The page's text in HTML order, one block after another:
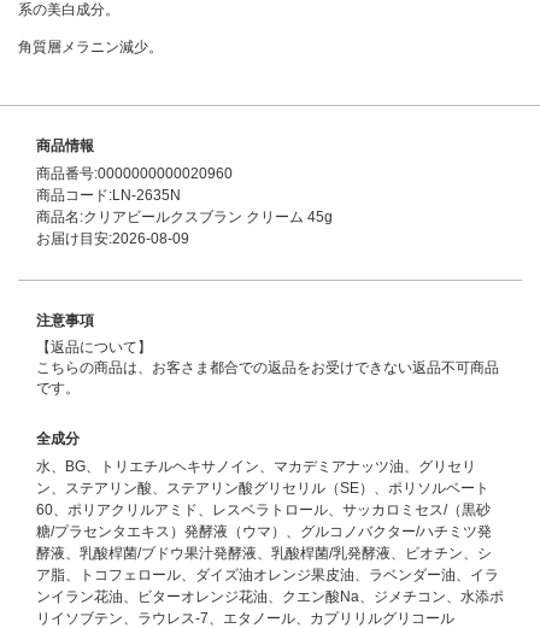
系の美白成分。
角質層メラニン減少。
商品情報
商品番号:0000000000020960
商品コード:LN-2635N
商品名:クリアビールクスブラン クリーム 45g
お届け目安:2026-08-09
注意事項
【返品について】
こちらの商品は、お客さま都合での返品をお受けできない返品不可商品
です。
全成分
水、BG、トリエチルヘキサノイン、マカデミアナッツ油、グリセリ
ン、ステアリン酸、ステアリン酸グリセリル（SE）、ポリソルベート
60、ポリアクリルアミド、レスベラトロール、サッカロミセス/（黒砂
糖/プラセンタエキス）発酵液（ウマ）、グルコノバクター/ハチミツ発
酵液、乳酸桿菌/ブドウ果汁発酵液、乳酸桿菌/乳発酵液、ビオチン、シ
ア脂、トコフェロール、ダイズ油オレンジ果皮油、ラベンダー油、イラ
ンイラン花油、ビターオレンジ花油、クエン酸Na、ジメチコン、水添ポ
リイソブテン、ラウレス-7、エタノール、カプリリルグリコール